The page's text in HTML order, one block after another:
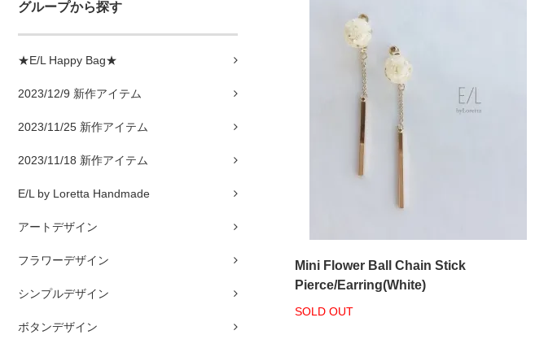
グループから探す
★E/L Happy Bag★
2023/12/9 新作アイテム
2023/11/25 新作アイテム
2023/11/18 新作アイテム
E/L by Loretta Handmade
アートデザイン
フラワーデザイン
シンプルデザイン
ボタンデザイン
Mini Flower Ball Chain Stick
Pierce/Earring(White)
SOLD OUT